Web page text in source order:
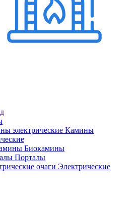
Камины
Биокамины
Порталы
Электрические